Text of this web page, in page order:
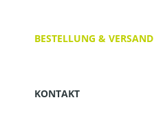
BESTELLUNG & VERSAND
KONTAKT